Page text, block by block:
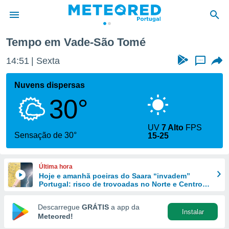
da
foi
fornecidas
a este
das
e
forma
digital
Tempo em Vade-São Tomé
14:51 Sexta ...
Nuvens dispersas
30°
Sensação de 30°
UV7 Alto FPS
15-25
Última hora
Hoje e amanhã poeiras do Saara “invadem”
Portugal: risco de trovoadas no Norte e Centro
Descarregue GRÁTIS a app da
Meteored!
Instalar